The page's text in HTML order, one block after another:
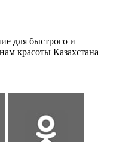
для быстрого и
красоты Казахстана